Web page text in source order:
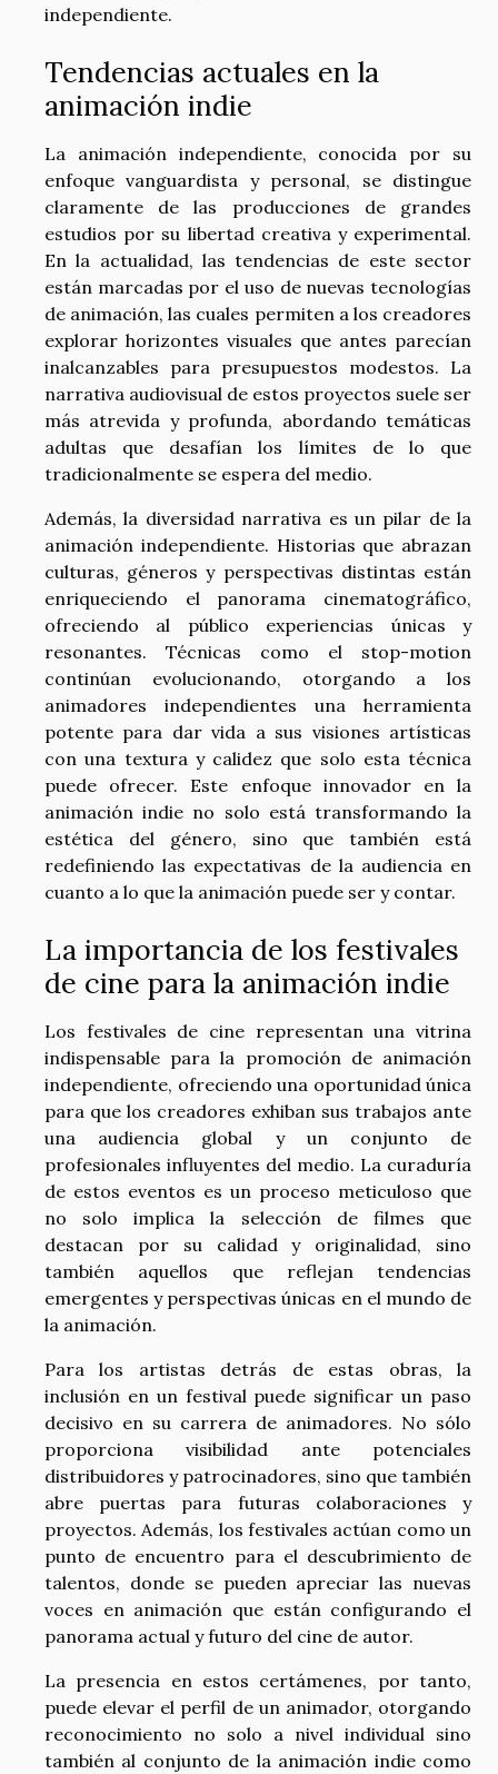
independiente.
Tendencias actuales en la
animación indie
La animación independiente, conocida por su
enfoque vanguardista y personal, se distingue
claramente de las producciones de grandes
estudios por su libertad creativa y experimental.
En la actualidad, las tendencias de este sector
están marcadas por el uso de nuevas tecnologías
de animación, las cuales permiten a los creadores
explorar horizontes visuales que antes parecían
inalcanzables para presupuestos modestos. La
narrativa audiovisual de estos proyectos suele ser
más atrevida y profunda, abordando temáticas
adultas que desafían los límites de lo que
tradicionalmente se espera del medio.
Además, la diversidad narrativa es un pilar de la
animación independiente. Historias que abrazan
culturas, géneros y perspectivas distintas están
enriqueciendo el panorama cinematográfico,
ofreciendo al público experiencias únicas y
resonantes. Técnicas como el stop-motion
continúan evolucionando, otorgando a los
animadores independientes una herramienta
potente para dar vida a sus visiones artísticas
con una textura y calidez que solo esta técnica
puede ofrecer. Este enfoque innovador en la
animación indie no solo está transformando la
estética del género, sino que también está
redefiniendo las expectativas de la audiencia en
cuanto a lo que la animación puede ser y contar.
La importancia de los festivales
de cine para la animación indie
Los festivales de cine representan una vitrina
indispensable para la promoción de animación
independiente, ofreciendo una oportunidad única
para que los creadores exhiban sus trabajos ante
una audiencia global y un conjunto de
profesionales influyentes del medio. La curaduría
de estos eventos es un proceso meticuloso que
no solo implica la selección de filmes que
destacan por su calidad y originalidad, sino
también aquellos que reflejan tendencias
emergentes y perspectivas únicas en el mundo de
la animación.
Para los artistas detrás de estas obras, la
inclusión en un festival puede significar un paso
decisivo en su carrera de animadores. No sólo
proporciona visibilidad ante potenciales
distribuidores y patrocinadores, sino que también
abre puertas para futuras colaboraciones y
proyectos. Además, los festivales actúan como un
punto de encuentro para el descubrimiento de
talentos, donde se pueden apreciar las nuevas
voces en animación que están configurando el
panorama actual y futuro del cine de autor.
La presencia en estos certámenes, por tanto,
puede elevar el perfil de un animador, otorgando
reconocimiento no solo a nivel individual sino
también al conjunto de la animación indie como